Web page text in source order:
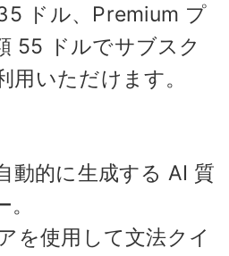
ドル、Premium プ
55 ドルでサブスク
用いただけます。
動的に生成する AI 質
を使用して文法クイ